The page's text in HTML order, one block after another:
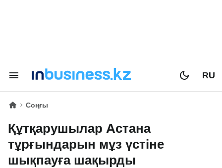
RU
Соңғы
Құтқарушылар Астана
тұрғындарын мұз үстіне
шықпауға шақырды